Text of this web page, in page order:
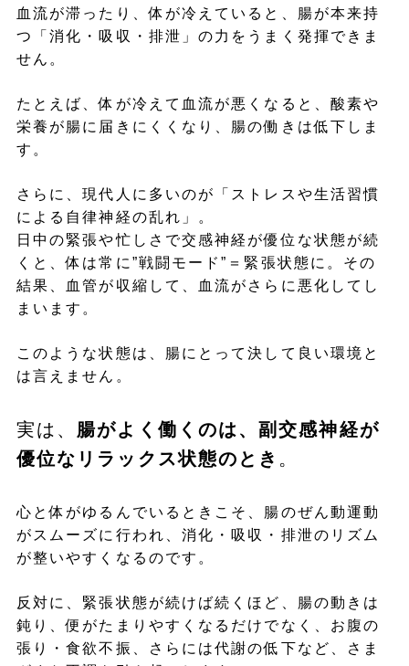
血流が滞ったり、体が冷えていると、腸が本来持
つ「消化・吸収・排泄」の力をうまく発揮できま
せん。
たとえば、体が冷えて血流が悪くなると、酸素や
栄養が腸に届きにくくなり、腸の働きは低下しま
す。
さらに、現代人に多いのが「ストレスや生活習慣
による自律神経の乱れ」。
日中の緊張や忙しさで交感神経が優位な状態が続
くと、体は常に”戦闘モード”＝緊張状態に。その
結果、血管が収縮して、血流がさらに悪化してし
まいます。
このような状態は、腸にとって決して良い環境と
は言えません。
実は、 腸がよく働くのは、副交感神経が
優位なリラックス状態のとき 。
心と体がゆるんでいるときこそ、腸のぜん動運動
がスムーズに行われ、消化・吸収・排泄のリズム
が整いやすくなるのです。
反対に、緊張状態が続けば続くほど、腸の動きは
鈍り、便がたまりやすくなるだけでなく、お腹の
張り・食欲不振、さらには代謝の低下など、さま